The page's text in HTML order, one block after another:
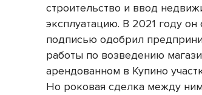
строительство и ввод
эксплуатацию. В 2021 году он
подписью одобрил
работы по возведению
арендованном в Купино
Но роковая сделка между